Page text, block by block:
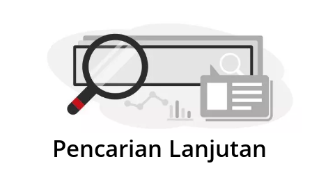
Pencarian Lanjutan